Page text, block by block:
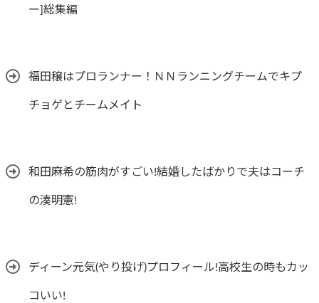
ー]総集編
福田穣はプロランナー！ＮＮランニングチームでキプ
チョゲとチームメイト
和田麻希の筋肉がすごい!結婚したばかりで夫はコーチ
の湊明憲!
ディーン元気(やり投げ)プロフィール!高校生の時もカッ
コいい!